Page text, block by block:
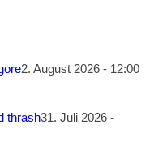
2. August 2026 - 12:00
thrash31. Juli 2026 -